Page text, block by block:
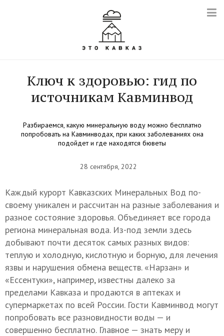
Ключ к здоровью: гид по
источникам Кавминвод
Разбираемся, какую минеральную воду можно бесплатно
попробовать на Кавминводах, при каких заболеваниях она
подойдет и где находятся бюветы
28 сентября, 2022
Каждый курорт Кавказских Минеральных Вод по-
своему уникален и рассчитан на разные заболевания и
разное состояние здоровья. Объединяет все города
региона минеральная вода. Из-под земли здесь
добывают почти десяток самых разных видов:
теплую и холодную, кислотную и борную, для лечения
язвы и нарушения обмена веществ. «Нарзан» и
«Ессентуки», например, известны далеко за
пределами Кавказа и продаются в аптеках и
супермаркетах по всей России. Гости Кавминвод могут
попробовать все разновидности воды — и
совершенно бесплатно. Главное — знать меру и